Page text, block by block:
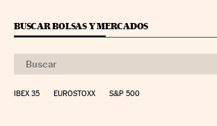
BUSCAR BOLSAS Y MERCADOS
IBEX 35 EUROSTOXX S&P 500